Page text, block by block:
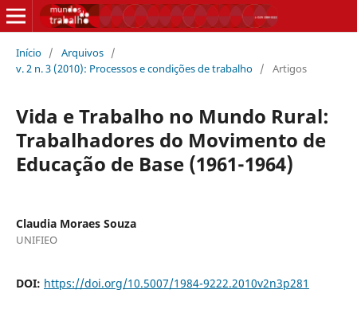
Início / Arquivos /
v. 2 n. 3 (2010): Processos e condições de trabalho / Artigos
Vida e Trabalho no Mundo Rural:
Trabalhadores do Movimento de
Educação de Base (1961-1964)
Claudia Moraes Souza
UNIFIEO
DOI: https://doi.org/10.5007/1984-9222.2010v2n3p281